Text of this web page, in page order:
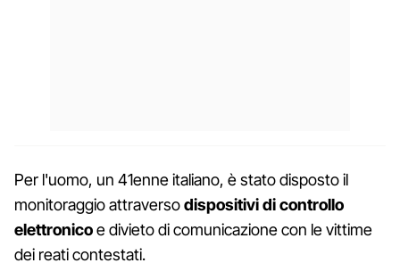
Per l'uomo, un 41enne italiano, è stato disposto il
monitoraggio attraversodispositivi di controllo
elettronicoe divieto di comunicazione con le vittime
dei reati contestati.